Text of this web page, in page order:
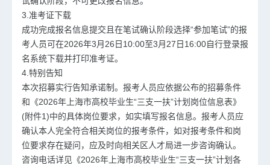
3.准考证下载
成功完成报名信息提交且在笔试确认阶段选择“参加笔试”的报
考人员可在2026年3月26日10:00至3月27日16:00自行登录报
名系统下载并打印准考证。
4.特别告知
本次招募实行告知承诺制。报考人员应依据公布的招募条件
和《2026年上海市高校毕业生“三支一扶”计划岗位信息表》
(附件1)中的具体岗位要求，如实填写报名信息。报考人员应
确认本人完全符合相关岗位的报考条件，如对报考条件和岗
位要求存在疑问，应及时向相关区人才局进一步咨询确认。
咨询电话详见《2026年上海市高校毕业生“三支一扶”计划各